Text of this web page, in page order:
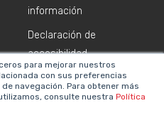
para mejorar nuestros
con sus preferencias
navegación. Para obtener más
consulte nuestra Política
información
Declaración de
accesibilidad
Política de cookies